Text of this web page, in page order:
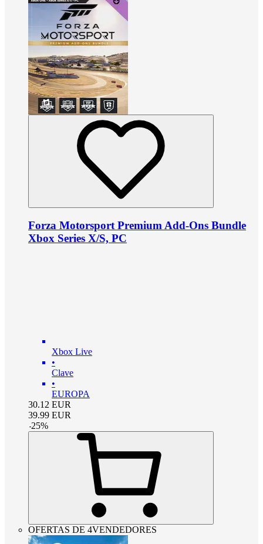
Forza Motorsport Premium Add-Ons Bundle
Xbox Series X/S, PC
Xbox Live
•
Clave
•
EUROPA
30.12 EUR
39.99 EUR
-25%
OFERTAS DE 4VENDEDORES